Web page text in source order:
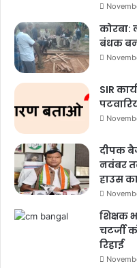
कोरबा:
बंधक
SIR
दीपक
नवंबर
हाउस
शिक्षक
चटर्जी
रिहाई